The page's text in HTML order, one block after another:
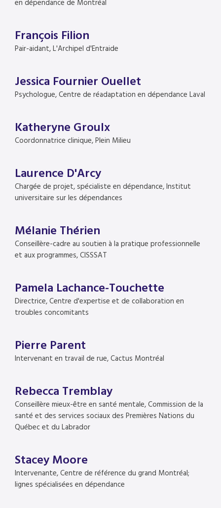
en dépendance de Montréal
François Filion
Pair-aidant, L'Archipel d'Entraide
Jessica Fournier Ouellet
Psychologue, Centre de réadaptation en dépendance Laval
Katheryne Groulx
Coordonnatrice clinique, Plein Milieu
Laurence D'Arcy
Chargée de projet, spécialiste en dépendance, Institut
universitaire sur les dépendances
Mélanie Thérien
Conseillère-cadre au soutien à la pratique professionnelle
et aux programmes, CISSSAT
Pamela Lachance-Touchette
Directrice, Centre d'expertise et de collaboration en
troubles concomitants
Pierre Parent
Intervenant en travail de rue, Cactus Montréal
Rebecca Tremblay
Conseillère mieux-être en santé mentale, Commission de la
santé et des services sociaux des Premières Nations du
Québec et du Labrador
Stacey Moore
Intervenante, Centre de référence du grand Montréal;
lignes spécialisées en dépendance